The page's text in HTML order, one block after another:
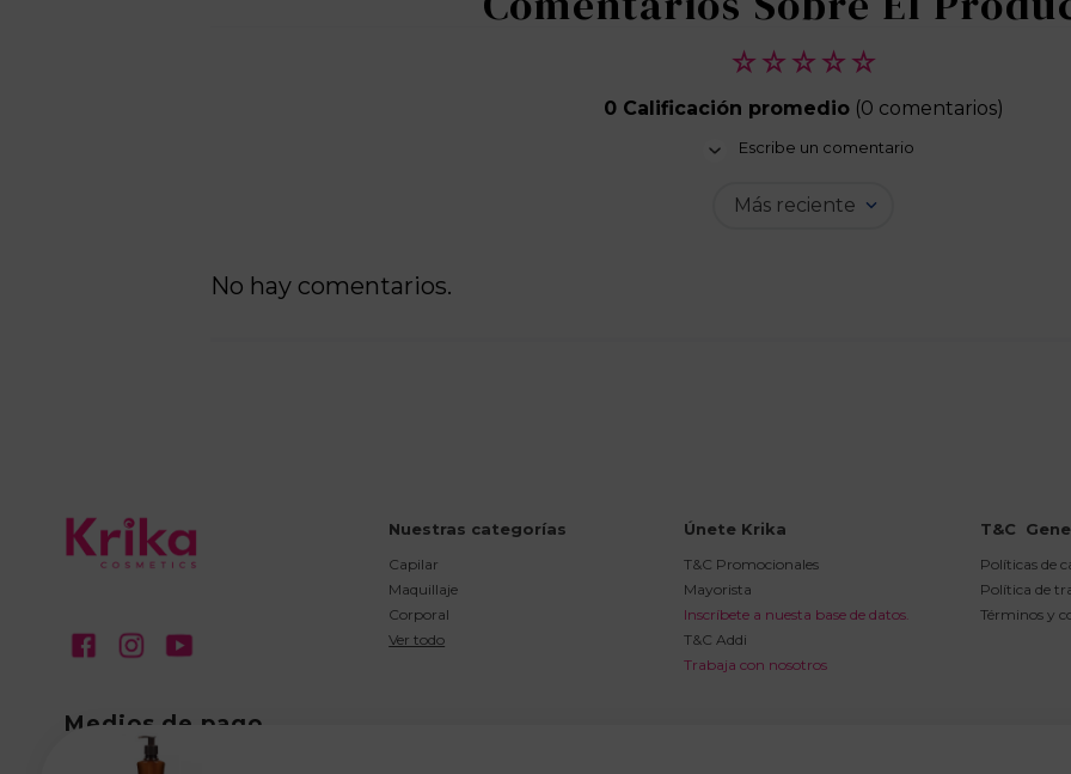
☆ ☆ ☆ ☆ ☆
0 Calificación promedio (0 comentarios)
Escribe un comentario
Dirección de email
Escribe un comentario
Más reciente
No hay comentarios.
Nuestras categorías
Capilar
Maquillaje
Corporal
Ver todo
Únete Krika
T&C Promocionales
Mayorista
Inscríbete a nuesta base de datos.
T&C Addi
Trabaja con nosotros
T&C
Políticas de
Política de
Términos y
Medios de pago